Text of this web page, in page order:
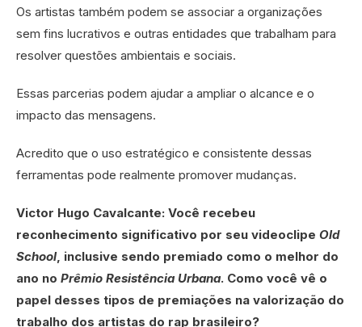
Os artistas também podem se associar a organizações
sem fins lucrativos e outras entidades que trabalham para
resolver questões ambientais e sociais.
Essas parcerias podem ajudar a ampliar o alcance e o
impacto das mensagens.
Acredito que o uso estratégico e consistente dessas
ferramentas pode realmente promover mudanças.
Victor Hugo Cavalcante: Você recebeu
reconhecimento significativo por seu videoclipe Old
School, inclusive sendo premiado como o melhor do
ano no Prêmio Resistência Urbana. Como você vê o
papel desses tipos de premiações na valorização do
trabalho dos artistas do rap brasileiro?